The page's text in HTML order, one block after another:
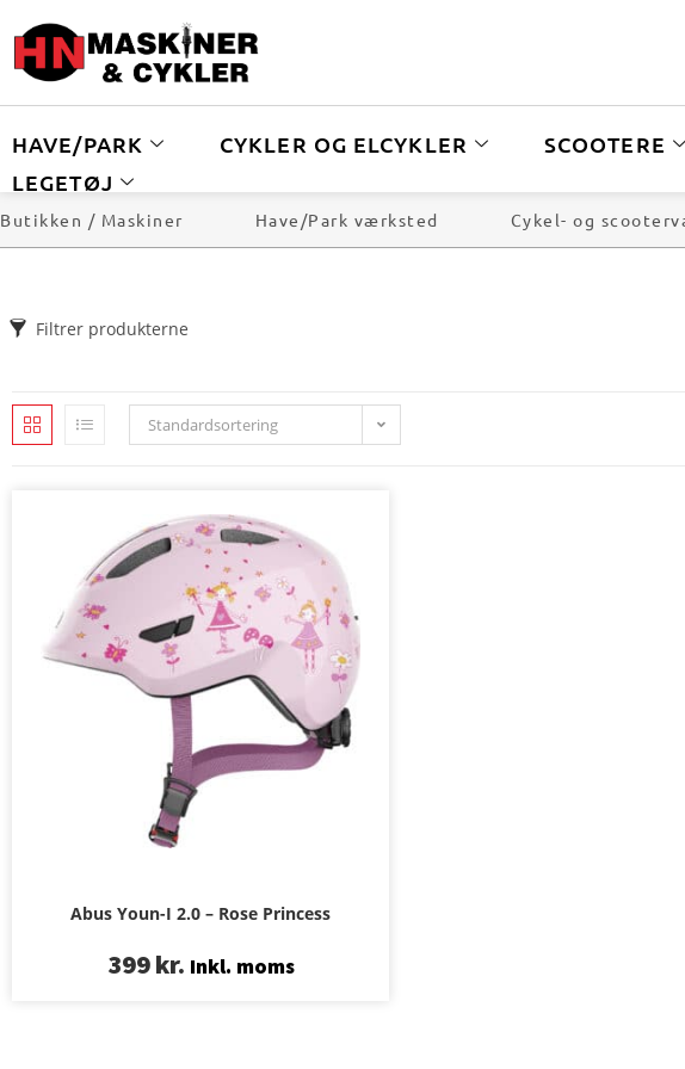
HAVE/PARK CYKLER OG ELCYKLER SCOOTERE
LEGETØJ
Butikken / Maskiner Have/Park værksted Cykel- og
Filtrer produkterne
Standardsortering
Abus Youn-I 2.0 – Rose Princess
399kr. Inkl. moms